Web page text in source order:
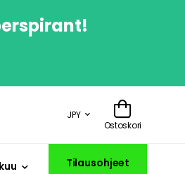
JPY
Ostoskori
Tilausohjeet